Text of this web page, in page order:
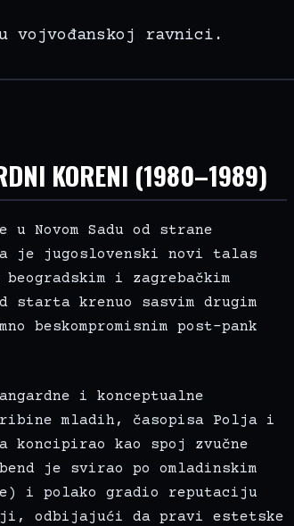
vojvođanskoj ravnici.
KORENI (1980–1989)
u Novom Sadu od strane
je jugoslovenski novi talas
i zagrebačkim
starta krenuo sasvim drugim
beskompromisnim post-pank
i konceptualne
mladih, časopisa Polja i
koncipirao kao spoj zvučne
je svirao po omladinskim
i polako gradio reputaciju
odbijajući da pravi estetske